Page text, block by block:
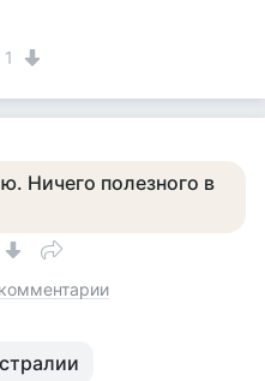
1
Ничего полезного в